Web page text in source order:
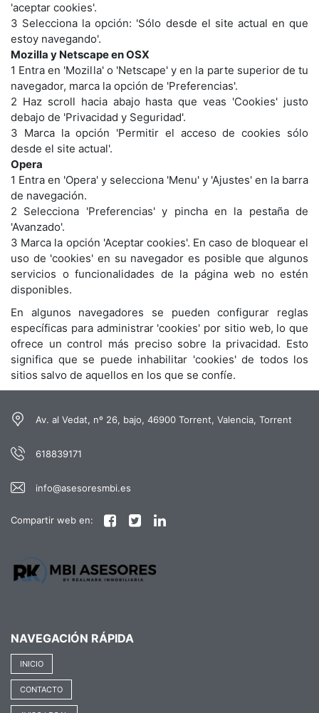
'aceptar cookies'.
3 Selecciona la opción: 'Sólo desde el site actual en que
estoy navegando'.
Mozilla y Netscape en OSX
1 Entra en 'Mozilla' o 'Netscape' y en la parte superior de tu
navegador, marca la opción de 'Preferencias'.
2 Haz scroll hacia abajo hasta que veas 'Cookies' justo
debajo de 'Privacidad y Seguridad'.
3 Marca la opción 'Permitir el acceso de cookies sólo
desde el site actual'.
Opera
1 Entra en 'Opera' y selecciona 'Menu' y 'Ajustes' en la barra
de navegación.
2 Selecciona 'Preferencias' y pincha en la pestaña de
'Avanzado'.
3 Marca la opción 'Aceptar cookies'. En caso de bloquear el
uso de 'cookies' en su navegador es posible que algunos
servicios o funcionalidades de la página web no estén
disponibles.
En algunos navegadores se pueden configurar reglas
específicas para administrar 'cookies' por sitio web, lo que
ofrece un control más preciso sobre la privacidad. Esto
significa que se puede inhabilitar 'cookies' de todos los
sitios salvo de aquellos en los que se confíe.
Av. al Vedat, nº 26, bajo, 46900 Torrent, Valencia, Torrent
618839171
info@asesoresmbi.es
Compartir web en:
NAVEGACIÓN RÁPIDA
INICIO
CONTACTO